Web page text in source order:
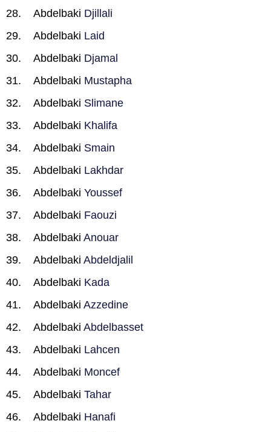
Abdelbaki Djillali
Abdelbaki Laid
Abdelbaki Djamal
Abdelbaki Mustapha
Abdelbaki Slimane
Abdelbaki Khalifa
Abdelbaki Smain
Abdelbaki Lakhdar
Abdelbaki Youssef
Abdelbaki Faouzi
Abdelbaki Anouar
Abdelbaki Abdeldjalil
Abdelbaki Kada
Abdelbaki Azzedine
Abdelbaki Abdelbasset
Abdelbaki Lahcen
Abdelbaki Moncef
Abdelbaki Tahar
Abdelbaki Hanafi